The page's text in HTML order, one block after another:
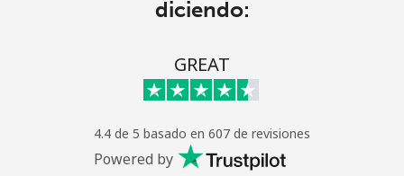
diciendo:
GREAT
4.4 de 5 basado en 607 de revisiones
Powered by